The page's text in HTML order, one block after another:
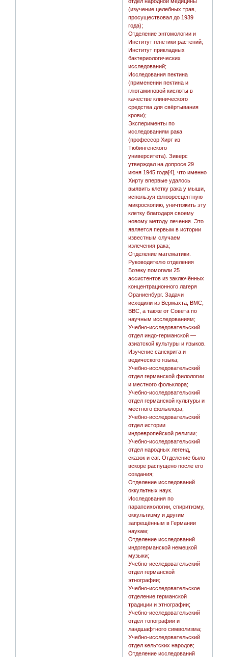
(изучение целебных трав,
просуществовал до 1939
года);
Отделение энтомологии и
Институт генетики растений;
Институт прикладных
бактериологических
исследований;
Исследования пектина
(применении пектина и
глютаминовой кислоты в
качестве клинического
средства для свёртывания
крови);
Эксперименты по
исследованиям рака
(профессор Хирт из
Тюбингенского
университета). Зиверс
утверждал на допросе 29
июня 1945 года[4], что именно
Хирту впервые удалось
выявить клетку рака у мыши,
используя флюоресцентную
микроскопию, уничтожить эту
клетку благодаря своему
новому методу лечения. Это
является первым в истории
известным случаем
излечения рака;
Отделение математики.
Руководителю отделения
Бозеку помогали 25
ассистентов из заключённых
концентрационного лагеря
Ораниенбург. Задачи
исходили из Вермахта, ВМС,
ВВС, а также от Совета по
научным исследованиям;
Учебно-исследовательский
отдел индо-германской —
азиатской культуры и языков.
Изучение санскрита и
ведического языка;
Учебно-исследовательский
отдел германской филологии
и местного фольклора;
Учебно-исследовательский
отдел германской культуры и
местного фольклора;
Учебно-исследовательский
отдел истории
индоевропейской религии;
Учебно-исследовательский
отдел народных легенд,
сказок и саг. Отделение было
вскоре распущено после его
создания;
Отделение исследований
оккультных наук.
Исследования по
парапсихологии, спиритизму,
оккультизму и другим
запрещённым в Германии
наукам;
Отделение исследований
индогерманской немецкой
музыки;
Учебно-исследовательский
отдел германской
этнографии;
Учебно-исследовательское
отделение германской
традиции и этнографии;
Учебно-исследовательский
отдел топографии и
ландшафтного символизма;
Учебно-исследовательский
отдел кельтских народов;
Отделение исследований